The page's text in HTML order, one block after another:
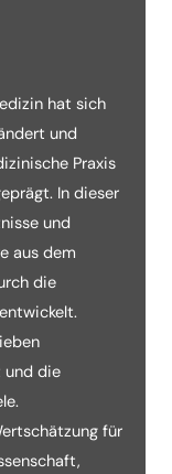
hat sich
und
Praxis
In dieser
und
aus dem
die
und die
für